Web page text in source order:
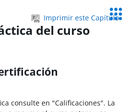
Imprimir este Capítulo
del curso
consulte en "Calificaciones". La